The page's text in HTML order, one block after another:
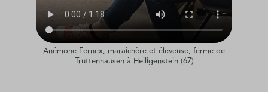
Anémone Fernex, maraîchère et éleveuse, ferme de
Truttenhausen à Heiligenstein (67)